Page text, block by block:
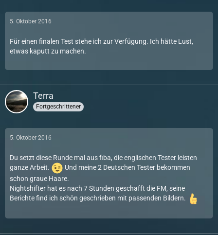
5. Oktober 2016
Für einen finalen Test stehe ich zur Verfügung. Ich hätte Lust,
etwas kaputt zu machen.
Terra
Fortgeschrittener
5. Oktober 2016
Du setzt diese Runde mal aus fiba, die englischen Tester leisten
ganze Arbeit.
Und meine 2 Deutschen Tester bekommen
schon graue Haare.
Nightshifter hat es nach 7 Stunden geschafft die FM, seine
Berichte find ich schön geschrieben mit passenden Bildern.